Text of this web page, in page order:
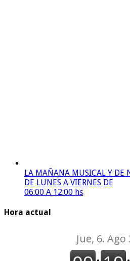
LA MAÑANA MUSICAL Y DE
DE LUNES A VIERNES DE
06:00 A 12:00 hs
Hora actual